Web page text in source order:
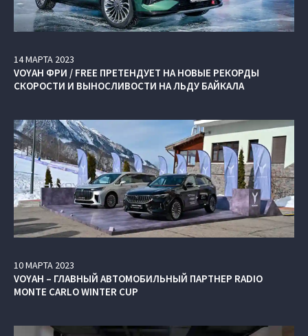
14МАРТА 2023
VOYAH ФРИ / FREE ПРЕТЕНДУЕТ НА НОВЫЕ РЕКОРДЫ
СКОРОСТИ И ВЫНОСЛИВОСТИ НА ЛЬДУ БАЙКАЛА
10МАРТА 2023
VOYAH – ГЛАВНЫЙ АВТОМОБИЛЬНЫЙ ПАРТНЕР RADIO
MONTE CARLO WINTER CUP